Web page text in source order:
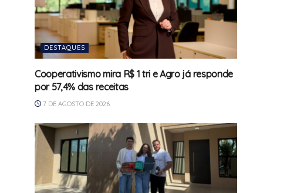
DESTAQUES
Cooperativismo mira R$ 1 tri e Agro já responde
por 57,4% das receitas
7 DE AGOSTO DE 2026